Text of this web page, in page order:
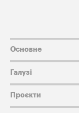
Основне
Галузі
Проєкти